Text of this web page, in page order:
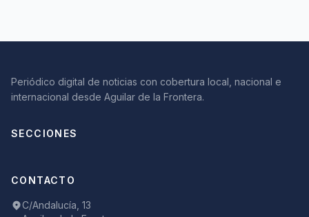
Periódico digital de noticias con cobertura local, nacional e
internacional desde Aguilar de la Frontera.
SECCIONES
CONTACTO
C/Andalucía, 13